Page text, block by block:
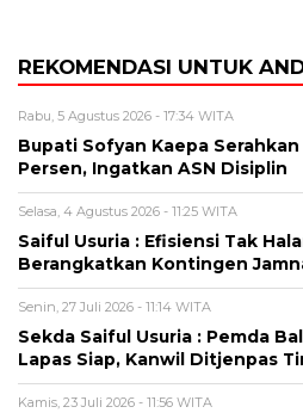
REKOMENDASI UNTUK
Rabu, 5 Agustus 2026 - 17:34 WITA
Bupati Sofyan Kaepa Serahkan
Persen, Ingatkan ASN Disiplin
Selasa, 4 Agustus 2026 - 11:25 WITA
Saiful Usuria : Efisiensi Tak
Berangkatkan Kontingen
Senin, 27 Juli 2026 - 11:14 WITA
Sekda Saiful Usuria : Pemda
Lapas Siap, Kanwil Ditjenpas
Kamis, 23 Juli 2026 - 11:56 WITA